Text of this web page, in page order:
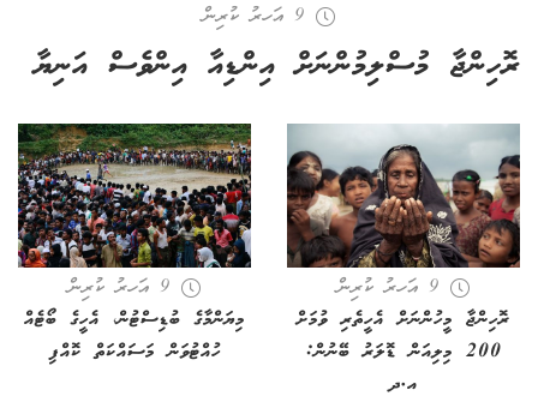
9 އަހރު ކުރިން
ރޮހިންޖާ މުސްލިމުންނަށް އިންޑިއާ އިންވެސް އަނިޔާ
9 އަހރު ކުރިން
ރޮހިންޖާ މީހުންނަށް އެހީތެރި ވުމަށް
200 މިލިއަން ޑޮލަރު ބޭނުން:
އ.ދ
9 އަހރު ކުރިން
މިޔަންމާގެ ބުޑިސްޓުން، އެހީގެ ބޯޓެއް
ހުއްޓުވަން މަސައްކަތް ކޮއްފި